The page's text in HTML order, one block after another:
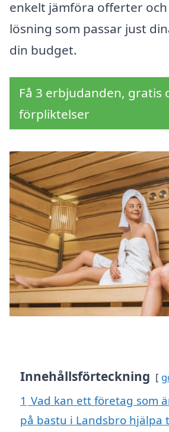
enkelt jämföra offerter
lösning som passar just
din budget.
Få 3 erbjudanden, gratis
förpliktelser
Innehållsförteckning
1 Vad kan ett företag som
på bastu i Landsbro hjälpa